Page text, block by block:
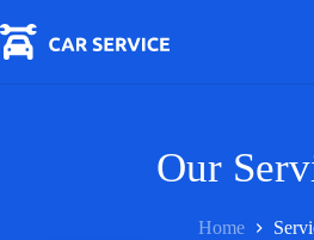
to
content
Our
Home